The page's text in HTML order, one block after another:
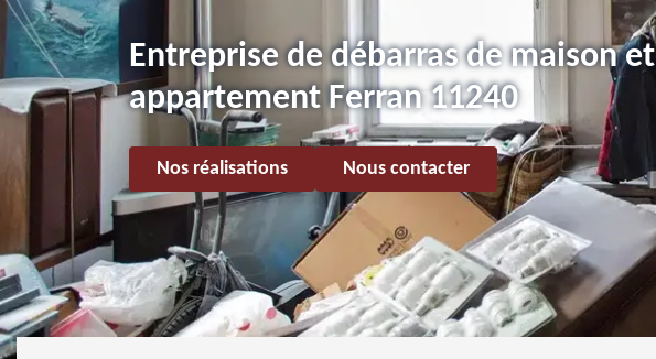
Entreprise de débarras de maison et
appartement Ferran 11240
Nos réalisations Nous contacter